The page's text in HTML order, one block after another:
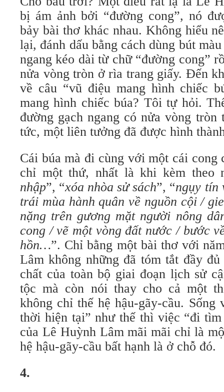
bị ám ảnh bởi “đường cong”, nó
bảy bài thơ khác nhau. Không hiểu
lại, đánh dấu bằng cách dùng bút
ngang kéo dài từ chữ “đường cong”
nửa vòng tròn ở rìa trang giấy. Đến
về câu “vũ điệu mang hình chiếc
mang hình chiếc búa? Tôi tự hỏi.
đường gạch ngang có nửa vòng
tức, một liên tưởng đã được hình
Cái búa mà đi cùng với một cái cong
chỉ một thứ, nhất là khi kèm theo
nhập”, “xóa nhòa sử sách”, “ngụy tín
trái mùa hành quân về nguồn cội /
nặng trên gương mặt người nông
cong / vẽ một vòng đất nước / bước
hồn…”. Chỉ bằng một bài thơ với
Lâm không những đã tóm tắt đầy
chất của toàn bộ giai đoạn lịch sử
tộc mà còn nói thay cho cả một
không chỉ thế hệ hậu-gãy-cầu.
thời hiện tại” như thế thì việc “đi
của Lê Huỳnh Lâm mãi mãi chỉ là
hệ hậu-gãy-cầu bất hạnh là ở chỗ đó.
4.